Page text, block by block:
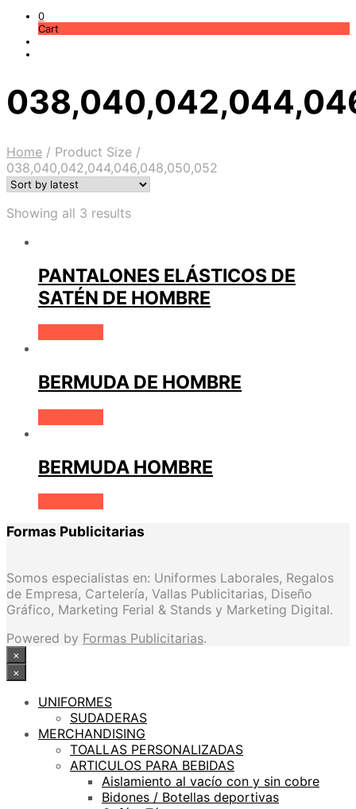
0
Cart
Home / Product Size /
038,040,042,044,046,048,050,052
Showing all 3 results
PANTALONES ELÁSTICOS DE
SATÉN DE HOMBRE
BERMUDA DE HOMBRE
BERMUDA HOMBRE
Formas Publicitarias
Somos especialistas en: Uniformes Laborales, Regalos
de Empresa, Cartelería, Vallas Publicitarias, Diseño
Gráfico, Marketing Ferial & Stands y Marketing Digital.
Powered by Formas Publicitarias.
×
×
UNIFORMES
SUDADERAS
MERCHANDISING
TOALLAS PERSONALIZADAS
ARTICULOS PARA BEBIDAS
Aislamiento al vacío con y sin cobre
Bidones / Botellas deportivas